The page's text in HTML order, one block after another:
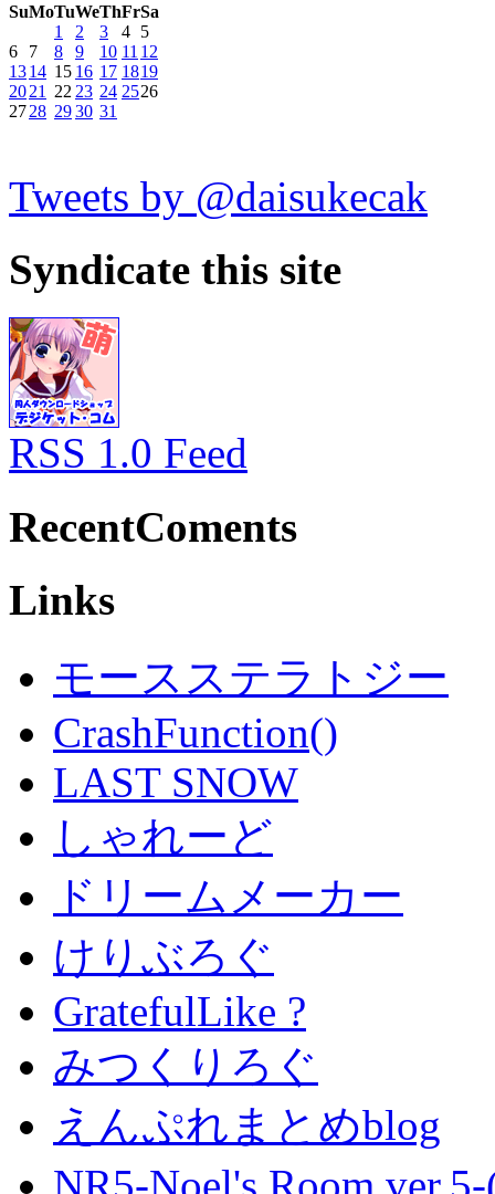
SuMoTuWeThFrSa
1
2 3 4 5
6
7 8 9 10 11 12
1314 15 16 17 1819
2021 22 23 24 2526
2728 2930 31
Tweets by @daisukecak
Syndicate this site
RSS 1.0 Feed
RecentComents
Links
モースステラトジー
CrashFunction()
LAST SNOW
しゃれーど
ドリームメーカー
けりぶろぐ
GratefulLike ?
みつくりろぐ
えんぷれまとめblog